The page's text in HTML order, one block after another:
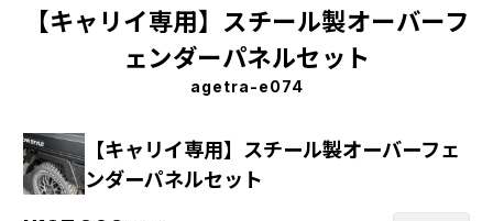
【キャリイ専用】スチール製オーバーフ
ェンダーパネルセット
agetra-e074
【キャリイ専用】スチール製オーバーフェ
ンダーパネルセット